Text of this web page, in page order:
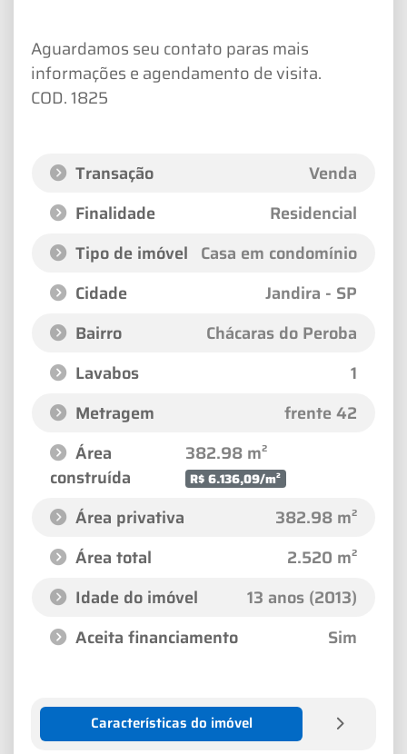
Aguardamos seu contato paras mais
informações e agendamento de visita.
COD. 1825
Transação
Venda
Finalidade
Residencial
Tipo de imóvel Casa em condomínio
Cidade
Jandira - SP
Bairro
Chácaras do Peroba
Lavabos
1
Metragem
frente 42
Área
construída
382.98 m²
R$ 6.136,09/m²
Área privativa
382.98 m²
Área total
2.520 m²
Idade do imóvel
13 anos (2013)
Aceita financiamento
Sim
Características do imóvel